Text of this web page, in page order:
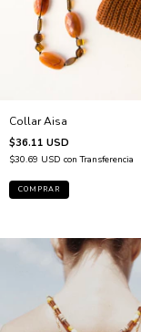
Collar Aisa
$36.11 USD
$30.69 USD con Transferencia